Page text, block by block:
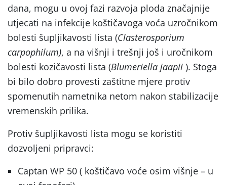
dana, mogu u ovoj fazi razvoja ploda značajnije
utjecati na infekcije koštičavoga voća uzročnikom
bolesti šupljikavosti lista (Clasterosporium
carpophilum), a na višnji i trešnji još i uročnikom
bolesti kozičavosti lista (Blumeriella jaapii ). Stoga
bi bilo dobro provesti zaštitne mjere protiv
spomenutih nametnika netom nakon stabilizacije
vremenskih prilika.
Protiv šupljikavosti lista mogu se koristiti
dozvoljeni pripravci:
Captan WP 50 ( koštičavo voće osim višnje – u